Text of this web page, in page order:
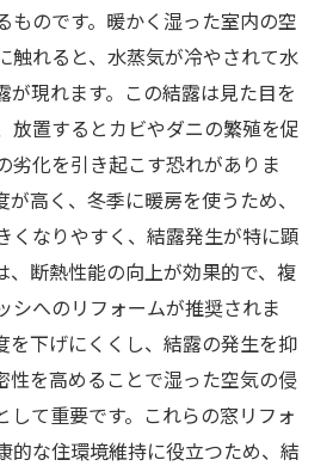
ものです。暖かく湿った室内の空
触れると、水蒸気が冷やされて水
が現れます。この結露は見た目を
放置するとカビやダニの繁殖を促
劣化を引き起こす恐れがありま
高く、冬季に暖房を使うため、
くなりやすく、結露発生が特に顕
、断熱性能の向上が効果的で、複
シへのリフォームが推奨されま
を下げにくくし、結露の発生を抑
性を高めることで湿った空気の侵
して重要です。これらの窓リフォ
的な住環境維持に役立つため、結